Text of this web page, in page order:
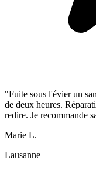
"Fuite sous l'évier un
de deux heures.
redire. Je recommande
Marie L.
Lausanne